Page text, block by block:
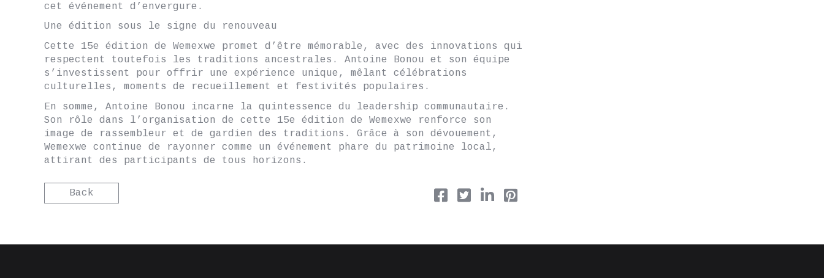
cet événement d’envergure.
Une édition sous le signe du renouveau
Cette 15e édition de Wemexwe promet d’être mémorable, avec des innovations qui
respectent toutefois les traditions ancestrales. Antoine Bonou et son équipe
s’investissent pour offrir une expérience unique, mêlant célébrations
culturelles, moments de recueillement et festivités populaires.
En somme, Antoine Bonou incarne la quintessence du leadership communautaire.
Son rôle dans l’organisation de cette 15e édition de Wemexwe renforce son
image de rassembleur et de gardien des traditions. Grâce à son dévouement,
Wemexwe continue de rayonner comme un événement phare du patrimoine local,
attirant des participants de tous horizons.
Back